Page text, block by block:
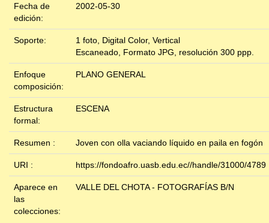
Fecha de
edición:
2002-05-30
Soporte:
1 foto, Digital Color, Vertical
Escaneado, Formato JPG, resolución 300 ppp.
Enfoque
composición:
PLANO GENERAL
Estructura
formal:
ESCENA
Resumen : Joven con olla vaciando líquido en paila en fogón
URI : https://fondoafro.uasb.edu.ec//handle/31000/4789
Aparece en
las
colecciones:
VALLE DEL CHOTA - FOTOGRAFÍAS B/N